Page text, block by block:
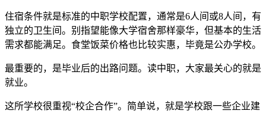
住宿条件就是标准的中职学校配置，通常是6人间或8人间，有
独立的卫生间。别指望能像大学宿舍那样豪华，但基本的生活
需求都能满足。食堂饭菜价格也比较实惠，毕竟是公办学校。
最重要的，是毕业后的出路问题。读中职，大家最关心的就是
就业。
这所学校很重视“校企合作”。简单说，就是学校跟一些企业建